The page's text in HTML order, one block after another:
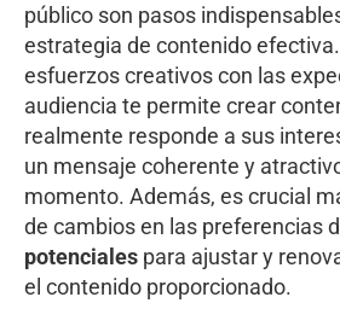
público son pasos
estrategia de contenido
esfuerzos creativos con las
audiencia te permite crear
realmente responde a sus
un mensaje coherente y
momento. Además, es crucial
de cambios en las preferencias
potenciales para ajustar y
el contenido proporcionado.